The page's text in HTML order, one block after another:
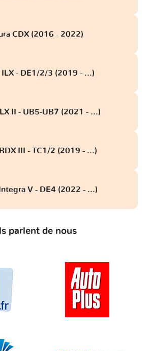
CDX (2016 - 2022)
ILX - DE1/2/3 (2019 - ...)
II - UB5-UB7 (2021 - ...)
III - TC1/2 (2019 - ...)
V - DE4 (2022 - ...)
parlent de nous